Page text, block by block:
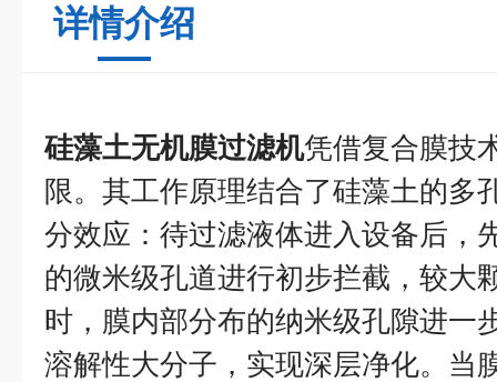
详情介绍
硅藻土无机膜过滤机凭借复合膜技
限。其工作原理结合了硅藻土的多
分效应：待过滤液体进入设备后，
的微米级孔道进行初步拦截，较大
时，膜内部分布的纳米级孔隙进一
溶解性大分子，实现深层净化。当